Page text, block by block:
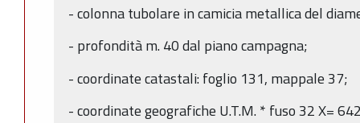
- colonna tubolare in camicia metallica del
- profondità m. 40 dal piano campagna;
- coordinate catastali: foglio 131, mappale 37;
- coordinate geografiche U.T.M. * fuso 32 X=